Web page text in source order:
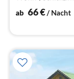
ab 66€/ Nacht